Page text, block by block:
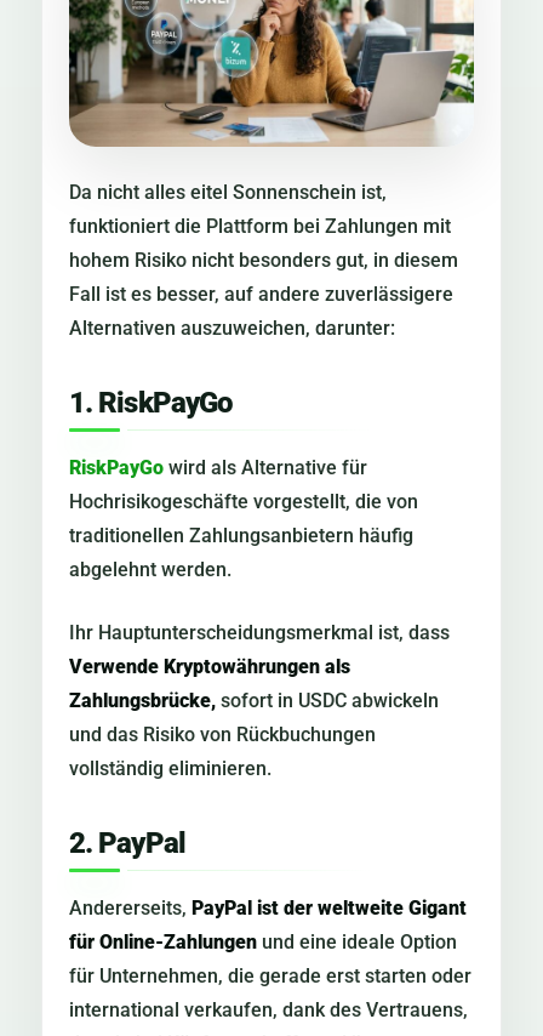
Da nicht alles eitel Sonnenschein ist,
funktioniert die Plattform bei Zahlungen mit
hohem Risiko nicht besonders gut, in diesem
Fall ist es besser, auf andere zuverlässigere
Alternativen auszuweichen, darunter:
1. RiskPayGo
RiskPayGo wird als Alternative für
Hochrisikogeschäfte vorgestellt, die von
traditionellen Zahlungsanbietern häufig
abgelehnt werden.
Ihr Hauptunterscheidungsmerkmal ist, dass
Verwende Kryptowährungen als
Zahlungsbrücke, sofort in USDC abwickeln
und das Risiko von Rückbuchungen
vollständig eliminieren.
2. PayPal
Andererseits, PayPal ist der weltweite Gigant
für Online-Zahlungen und eine ideale Option
für Unternehmen, die gerade erst starten oder
international verkaufen, dank des Vertrauens,